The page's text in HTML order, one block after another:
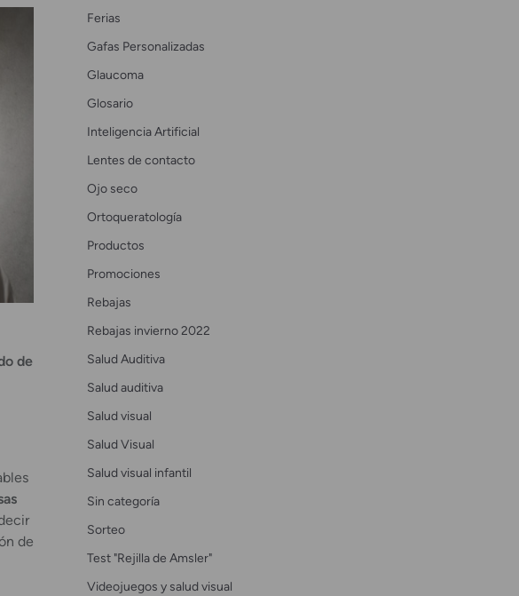
de
de
Ferias
Gafas Personalizadas
Glaucoma
Glosario
Inteligencia Artificial
Lentes de contacto
Ojo seco
Ortoqueratología
Productos
Promociones
Rebajas
Rebajas invierno 2022
Salud Auditiva
Salud auditiva
Salud visual
Salud Visual
Salud visual infantil
Sin categoría
Sorteo
Test "Rejilla de Amsler"
Videojuegos y salud visual